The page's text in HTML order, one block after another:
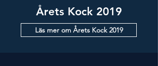
Årets Kock 2019
Läs mer om Årets Kock 2019